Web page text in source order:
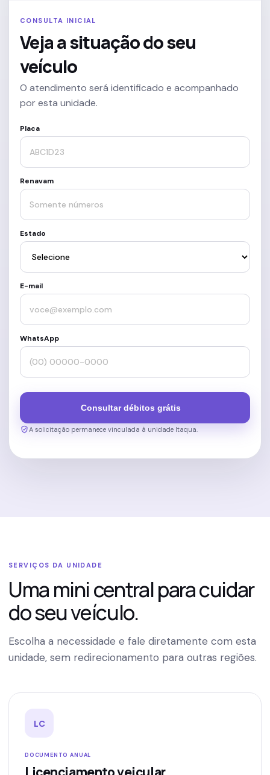
CONSULTA INICIAL
Veja a situação do seu
veículo
O atendimento será identificado e acompanhado
por esta unidade.
Placa
Renavam
Estado
E-mail
WhatsApp
Consultar débitos grátis
A solicitação permanece vinculada à unidade Itaqua.
SERVIÇOS DA UNIDADE
Uma mini central para cuidar
do seu veículo.
Escolha a necessidade e fale diretamente com esta
unidade, sem redirecionamento para outras regiões.
LC
DOCUMENTO ANUAL